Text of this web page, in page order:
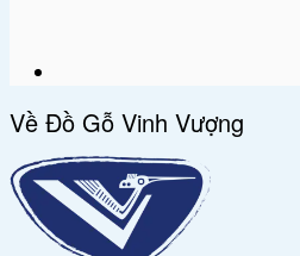
Về Đồ Gỗ Vinh Vượng